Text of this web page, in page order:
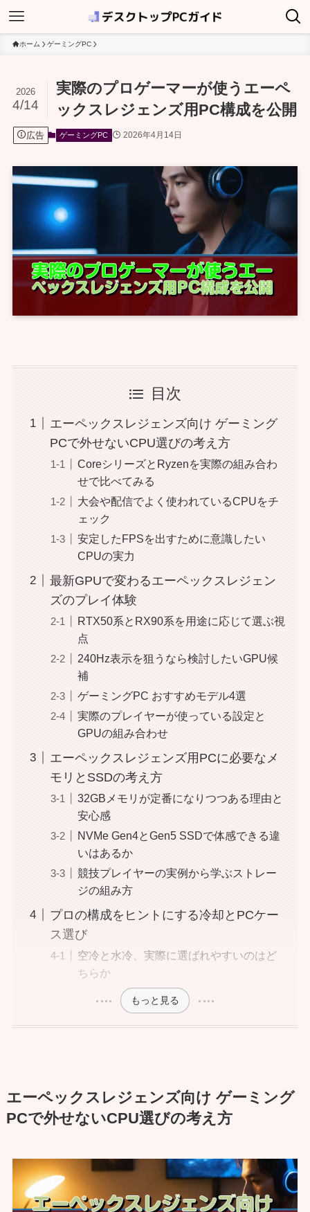
ホーム ゲーミングPC
実際のプロゲーマーが使うエーペ
ックスレジェンズ用PC構成を公開
2026
4/14
広告 ゲーミングPC 2026年4月14日
目次
エーペックスレジェンズ向け ゲーミング
PCで外せないCPU選びの考え方
CoreシリーズとRyzenを実際の組み合わ
せで比べてみる
大会や配信でよく使われているCPUをチ
ェック
安定したFPSを出すために意識したい
CPUの実力
最新GPUで変わるエーペックスレジェン
ズのプレイ体験
RTX50系とRX90系を用途に応じて選ぶ視
点
240Hz表示を狙うなら検討したいGPU候
補
ゲーミングPC おすすめモデル4選
実際のプレイヤーが使っている設定と
GPUの組み合わせ
エーペックスレジェンズ用PCに必要なメ
モリとSSDの考え方
32GBメモリが定番になりつつある理由と
安心感
NVMe Gen4とGen5 SSDで体感できる違
いはあるか
競技プレイヤーの実例から学ぶストレー
ジの組み方
プロの構成をヒントにする冷却とPCケー
ス選び
空冷と水冷、実際に選ばれやすいのはど
ちらか
もっと見る
エーペックスレジェンズ向け ゲーミング
PCで外せないCPU選びの考え方